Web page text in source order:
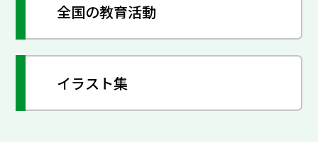
全国の教育活動
イラスト集